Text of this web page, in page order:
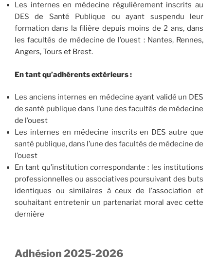
Les internes en médecine régulièrement inscrits au
DES de Santé Publique ou ayant suspendu leur
formation dans la filière depuis moins de 2 ans, dans
les facultés de médecine de l’ouest : Nantes, Rennes,
Angers, Tours et Brest.
En tant qu’adhérents extérieurs :
Les anciens internes en médecine ayant validé un DES
de santé publique dans l’une des facultés de médecine
de l’ouest
Les internes en médecine inscrits en DES autre que
santé publique, dans l’une des facultés de médecine de
l’ouest
En tant qu’institution correspondante : les institutions
professionnelles ou associatives poursuivant des buts
identiques ou similaires à ceux de l’association et
souhaitant entretenir un partenariat moral avec cette
dernière
Adhésion 2025-2026